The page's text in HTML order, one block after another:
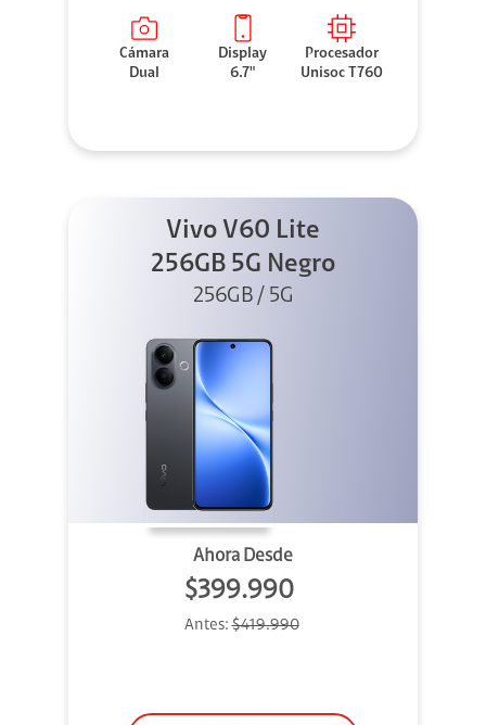
Cámara
Dual
Display
6.7"
Procesador
Unisoc T760
Vivo V60 Lite
256GB 5G Negro
256GB / 5G
Ahora Desde
$399.990
Antes:$419.990